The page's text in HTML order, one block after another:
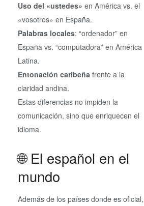
Uso del «ustedes» en América vs. el
«vosotros» en España.
Palabras locales: “ordenador” en
España vs. “computadora” en América
Latina.
Entonación caribeña frente a la
claridad andina.
Estas diferencias no impiden la
comunicación, sino que enriquecen el
idioma.
🌐 El español en el
mundo
Además de los países donde es oficial,